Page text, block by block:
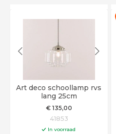
Art deco schoollamp rvs
lang 25cm
€135,00
41853
In voorraad